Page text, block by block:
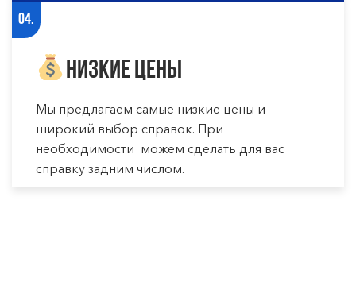
04.
Низкие цены
Мы предлагаем самые низкие цены и
широкий выбор справок. При
необходимости можем сделать для вас
справку задним числом.